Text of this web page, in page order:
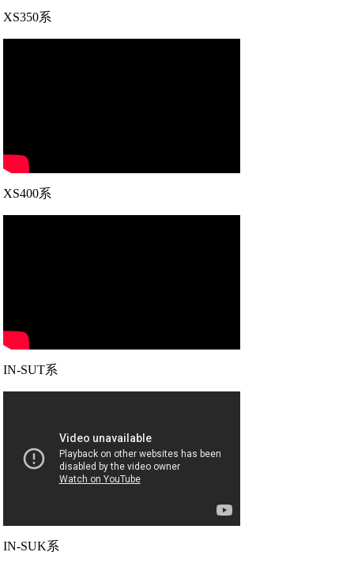
XS350系
XS400系
IN-SUT系
IN-SUK系